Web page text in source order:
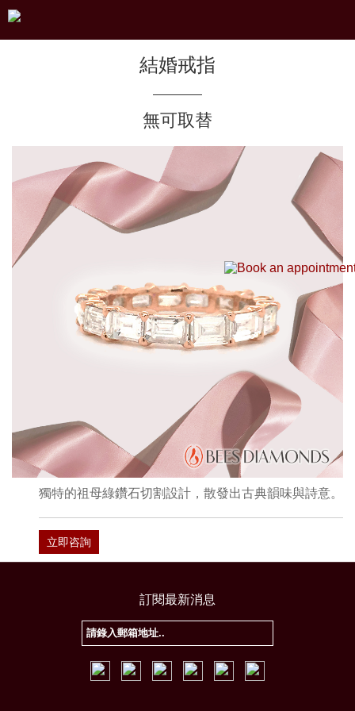
結婚戒指
無可取替
獨特的祖母綠鑽石切割設計，散發出古典韻味與詩意。
立即咨詢
訂閱最新消息